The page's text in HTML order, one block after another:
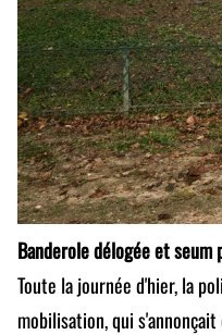
Banderole délogée et seum
Toute la journée d'hier, la
mobilisation, qui